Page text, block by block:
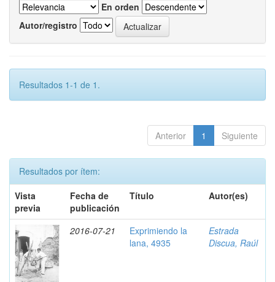
En orden
Autor/registro
Resultados 1-1 de 1.
Anterior 1 Siguiente
Resultados por ítem:
Vista
previa
Fecha de
publicación
Título Autor(es)
2016-07-21
Exprimiendo la
lana, 4935
Estrada
Discua, Raúl